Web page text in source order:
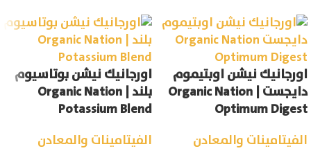
اورجانيك نيشن اوبتيموم
دايجست | Organic Nation
Optimum Digest
الفيتامينات والمعادن
اورجانيك نيشن بوتاسيوم
بلند | Organic Nation
Potassium Blend
الفيتامينات والمعادن